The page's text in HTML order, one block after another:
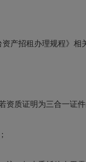
产招租办理规程》相
质证明为三合一证